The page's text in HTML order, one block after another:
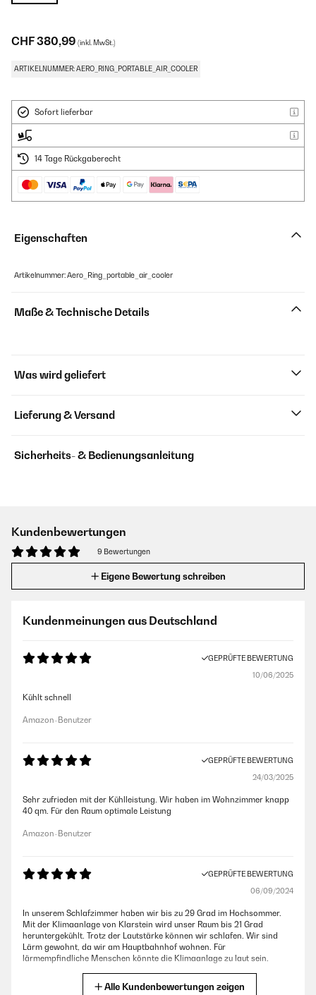
CHF 380,99 (inkl. MwSt.)
ARTIKELNUMMER: AERO_RING_PORTABLE_AIR_COOLER
Sofort lieferbar
14 Tage Rückgaberecht
Eigenschaften
Artikelnummer: Aero_Ring_portable_air_cooler
Maße & Technische Details
Was wird geliefert
Lieferung & Versand
Sicherheits- & Bedienungsanleitung
Kundenbewertungen
9 Bewertungen
Eigene Bewertung schreiben
Kundenmeinungen aus Deutschland
GEPRÜFTE BEWERTUNG
10/06/2025
Kühlt schnell
Amazon-Benutzer
GEPRÜFTE BEWERTUNG
24/03/2025
Sehr zufrieden mit der Kühlleistung. Wir haben im Wohnzimmer knapp
40 qm. Für den Raum optimale Leistung
Amazon-Benutzer
GEPRÜFTE BEWERTUNG
06/09/2024
In unserem Schlafzimmer haben wir bis zu 29 Grad im Hochsommer.
Mit der Klimaanlage von Klarstein wird unser Raum bis 21 Grad
heruntergekühlt. Trotz der Lautstärke können wir schlafen. Wir sind
Lärm gewohnt, da wir am Hauptbahnhof wohnen. Für
lärmempfindliche Menschen könnte die Klimaanlage zu laut sein.
Alle Kundenbewertungen zeigen